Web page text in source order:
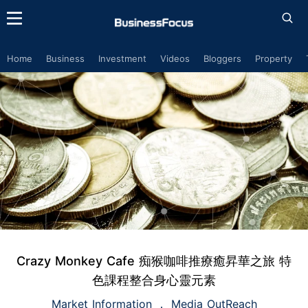
Home Business Investment Videos Bloggers Property
Crazy Monkey Cafe 痴猴咖啡推療癒昇華之旅 特
色課程整合身心靈元素
Market Information Media OutReach